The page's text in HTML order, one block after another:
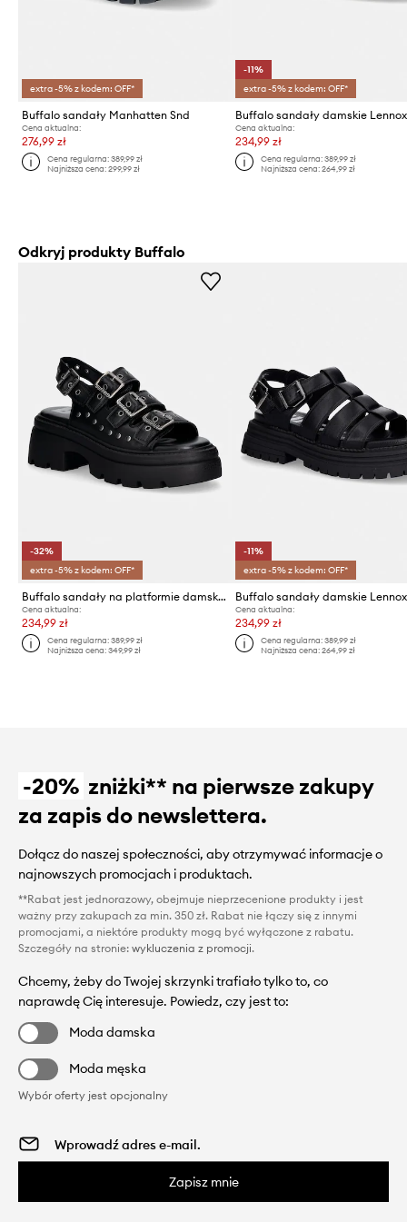
extra -5% z kodem: OFF*
Buffalo sandały Manhatten Snd
Cena aktualna:
276,99 zł
Cena regularna:389,99 zł
Najniższa cena:299,99 zł
-11%
extra -5% z kodem: OFF*
Cena aktualna:
234,99 zł
Cena regularna: 389,99 zł
Najniższa cena: 264,99 zł
Odkryj produkty Buffalo
-32%
extra -5% z kodem: OFF*
Buffalo sandały na platformie damskie Vega Athena Buckle
Cena aktualna:
234,99 zł
Cena regularna:389,99 zł
Najniższa cena:349,99 zł
-11%
extra -5% z kodem: OFF*
Cena aktualna:
234,99 zł
Cena regularna: 389,99 zł
Najniższa cena: 264,99 zł
-20% zniżki** na pierwsze zakupy
za zapis do newslettera.
Dołącz do naszej społeczności, aby otrzymywać informacje o
najnowszych promocjach i produktach.
**Rabat jest jednorazowy, obejmuje nieprzecenione produkty i jest
ważny przy zakupach za min. 350 zł. Rabat nie łączy się z innymi
promocjami, a niektóre produkty mogą być wyłączone z rabatu.
Szczegóły na stronie: wykluczenia z promocji.
Chcemy, żeby do Twojej skrzynki trafiało tylko to, co
naprawdę Cię interesuje. Powiedz, czy jest to:
Moda damska
Moda męska
Wybór oferty jest opcjonalny
Zapisz mnie